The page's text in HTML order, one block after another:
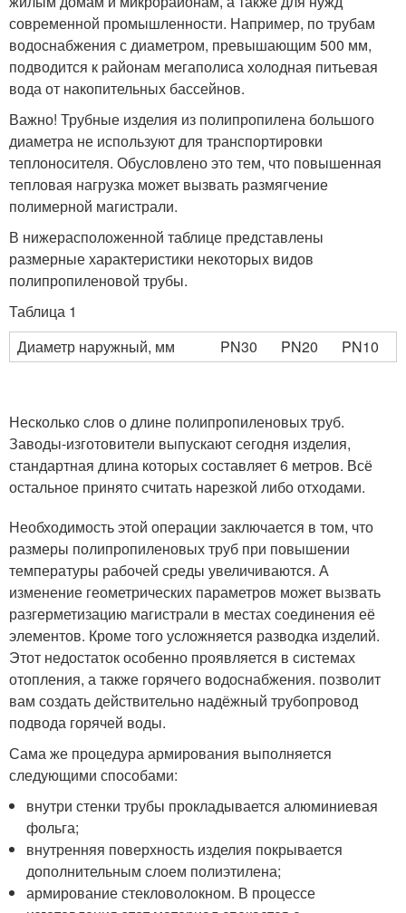
современной промышленности. Например, по трубам
водоснабжения с диаметром, превышающим 500 мм,
подводится к районам мегаполиса холодная питьевая
вода от накопительных бассейнов.
Важно! Трубные изделия из полипропилена большого
диаметра не используют для транспортировки
теплоносителя. Обусловлено это тем, что повышенная
тепловая нагрузка может вызвать размягчение
полимерной магистрали.
В нижерасположенной таблице представлены
размерные характеристики некоторых видов
полипропиленовой трубы.
Таблица 1
Диаметр наружный, мм
PN30 PN20 PN10
Несколько слов о длине полипропиленовых труб.
Заводы-изготовители выпускают сегодня изделия,
стандартная длина которых составляет 6 метров. Всё
остальное принято считать нарезкой либо отходами.
Необходимость этой операции заключается в том, что
размеры полипропиленовых труб при повышении
температуры рабочей среды увеличиваются. А
изменение геометрических параметров может вызвать
разгерметизацию магистрали в местах соединения её
элементов. Кроме того усложняется разводка изделий.
Этот недостаток особенно проявляется в системах
отопления, а также горячего водоснабжения. позволит
вам создать действительно надёжный трубопровод
подвода горячей воды.
Сама же процедура армирования выполняется
следующими способами:
внутри стенки трубы прокладывается алюминиевая
фольга;
внутренняя поверхность изделия покрывается
дополнительным слоем полиэтилена;
армирование стекловолокном. В процессе